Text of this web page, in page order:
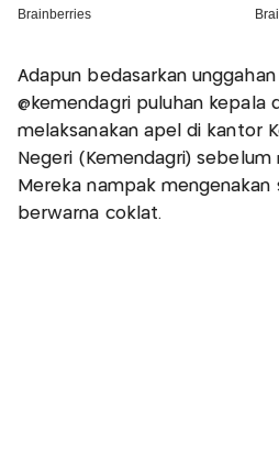
Adapun bedasarkan
@kemendagri puluhan kepala
melaksanakan apel di kantor
Negeri (Kemendagri)
Mereka nampak mengenakan
berwarna coklat.